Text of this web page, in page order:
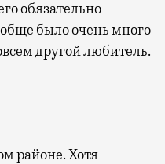
бизнес-залы
Причем
более
миру.
обязательно
было очень много
другой любитель.
районе. Хотя